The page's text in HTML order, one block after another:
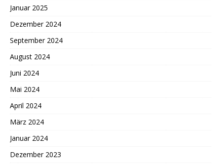
Januar 2025
Dezember 2024
September 2024
August 2024
Juni 2024
Mai 2024
April 2024
März 2024
Januar 2024
Dezember 2023